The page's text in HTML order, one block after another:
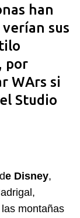
han
sus
por
WArs si
Studio
e Disney,
montañas